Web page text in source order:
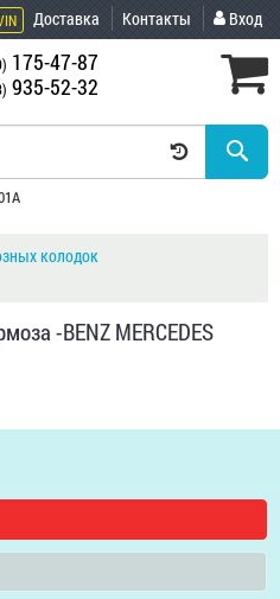
Доставка Контакты Вход
175-47-87
935-52-32
колодок
-BENZ MERCEDES